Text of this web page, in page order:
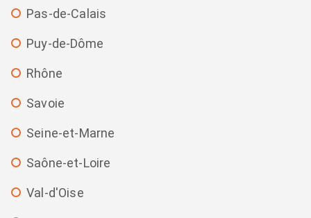
Pas-de-Calais
Puy-de-Dôme
Rhône
Savoie
Seine-et-Marne
Saône-et-Loire
Val-d'Oise